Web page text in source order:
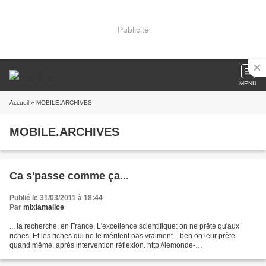
Publicité
MENU
Accueil » MOBILE.ARCHIVES
MOBILE.ARCHIVES
Ca s'passe comme ça...
Publié le 31/03/2011 à 18:44
Par mixlamalice
... la recherche, en France. L'excellence scientifique: on ne prête qu'aux
riches. Et les riches qui ne le méritent pas vraiment... ben on leur prête
quand même, après intervention réflexion. http://lemonde-
jury-sexplique-sur-ses-choix/...